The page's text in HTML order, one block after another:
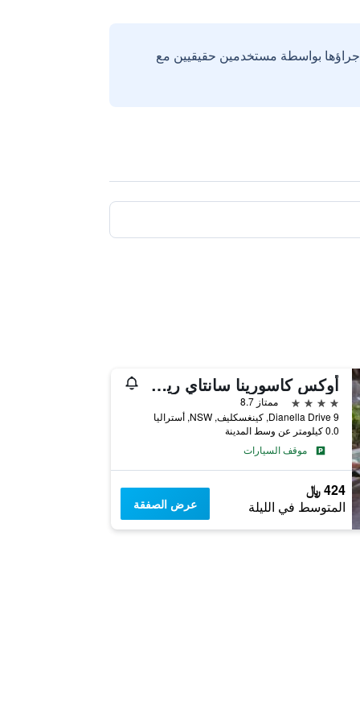
بواسطة مستخدمين حقيقيين مع
أوكس كاسورينا سانتاي ريزورت
4 نجوم
ممتاز 8.7
9 Dianella Drive, كينغسكليف, NSW, أستراليا
0.0 كيلومتر عن وسط المدينة
موقف السيارات
424 ﷼
المتوسط في الليلة عرض الصفقة